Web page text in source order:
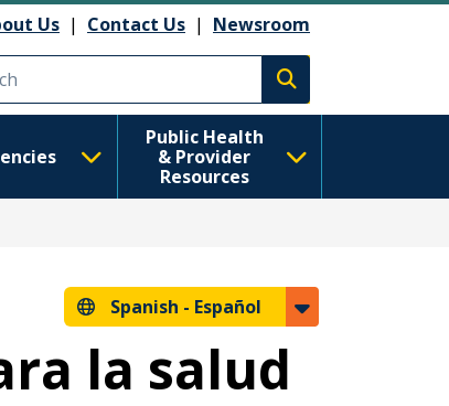
Us | Contact Us | Newsroom
Execute search
Public Health
& Provider
Resources
Spanish - Español
la salud